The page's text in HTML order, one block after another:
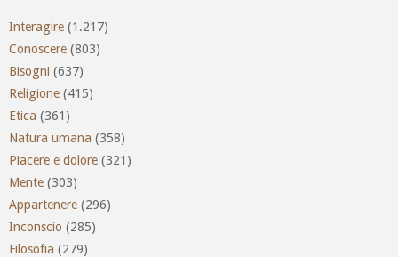
Interagire (1.217)
Conoscere (803)
Bisogni (637)
Religione (415)
Etica (361)
Natura umana (358)
Piacere e dolore (321)
Mente (303)
Appartenere (296)
Inconscio (285)
Filosofia (279)